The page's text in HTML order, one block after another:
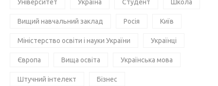
Університет Україна Студент Школа
Вищий навчальний заклад Росія Київ
Міністерство освіти і науки України Українці
Європа Вища освіта Українська мова
Штучний інтелект Бізнес